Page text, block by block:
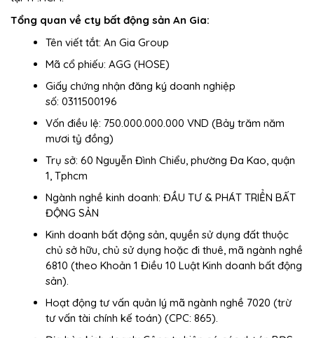
Tổng quan về cty bất động sản An Gia:
Tên viết tắt: An Gia Group
Mã cổ phiếu: AGG (HOSE)
Giấy chứng nhận đăng ký doanh nghiệp
số: 0311500196
Vốn điều lệ: 750.000.000.000 VND (Bảy trăm năm
mươi tỷ đồng)
Trụ sở: 60 Nguyễn Đình Chiểu, phường Đa Kao, quận
1, Tphcm
Ngành nghề kinh doanh: ĐẦU TƯ & PHÁT TRIỂN BẤT
ĐỘNG SẢN
Kinh doanh bất động sản, quyền sử dụng đất thuộc
chủ sở hữu, chủ sử dụng hoặc đi thuê, mã ngành nghề
6810 (theo Khoản 1 Điều 10 Luật Kinh doanh bất động
sản).
Hoạt động tư vấn quản lý mã ngành nghề 7020 (trừ
tư vấn tài chính kế toán) (CPC: 865).